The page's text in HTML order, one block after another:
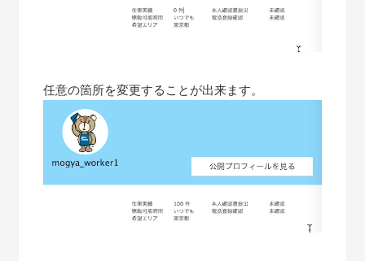
任意の箇所を変更することが出来ます。